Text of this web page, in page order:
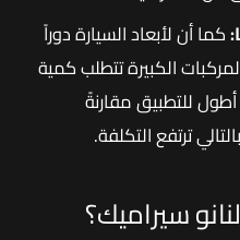
كما أن لأبعاد السيارة دوراً
الكبيرة تتطلب كمية
للتطبيق مقارنةً
ترتفع التكلفة.
سيراميك؟